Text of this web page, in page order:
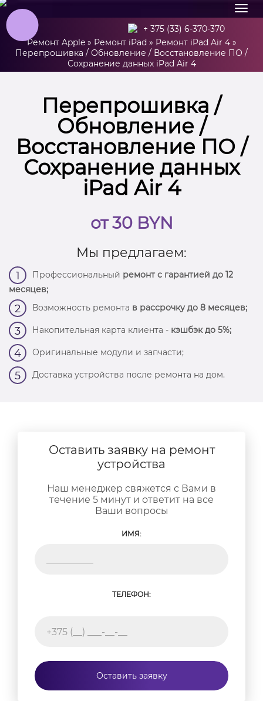
+ 375 (33) 6-370-370
Ремонт Apple» Ремонт iPad» Ремонт iPad Air 4»
Перепрошивка / Обновление / Восстановление ПО /
Сохранение данных iPad Air 4
Перепрошивка /
Обновление /
Восстановление ПО /
Сохранение данных
iPad Air 4
от 30 BYN
Мы предлагаем:
1 Профессиональный ремонт с гарантией до 12
месяцев;
2 Возможность ремонта в рассрочку до 8 месяцев;
3 Накопительная карта клиента - кэшбэк до 5%;
4 Оригинальные модули и запчасти;
5 Доставка устройства после ремонта на дом.
Оставить заявку на ремонт
устройства
Наш менеджер свяжется с Вами в
течение 5 минут и ответит на все
Ваши вопросы
ИМЯ:
ТЕЛЕФОН:
Оставить заявку